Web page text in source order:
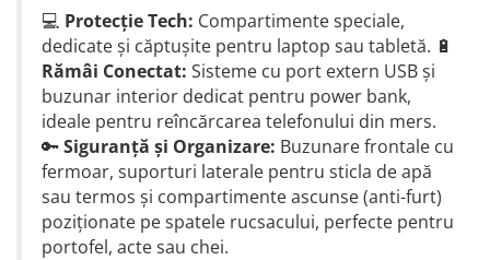
💻 Protecție Tech: Compartimente speciale,
dedicate și căptușite pentru laptop sau tabletă. 🔋
Rămâi Conectat: Sisteme cu port extern USB și
buzunar interior dedicat pentru power bank,
ideale pentru reîncărcarea telefonului din mers.
🔑Siguranță și Organizare: Buzunare frontale cu
fermoar, suporturi laterale pentru sticla de apă
sau termos și compartimente ascunse (anti-furt)
poziționate pe spatele rucsacului, perfecte pentru
portofel, acte sau chei.